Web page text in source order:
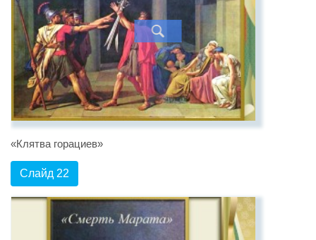
«Клятва горациев»
Слайд 22